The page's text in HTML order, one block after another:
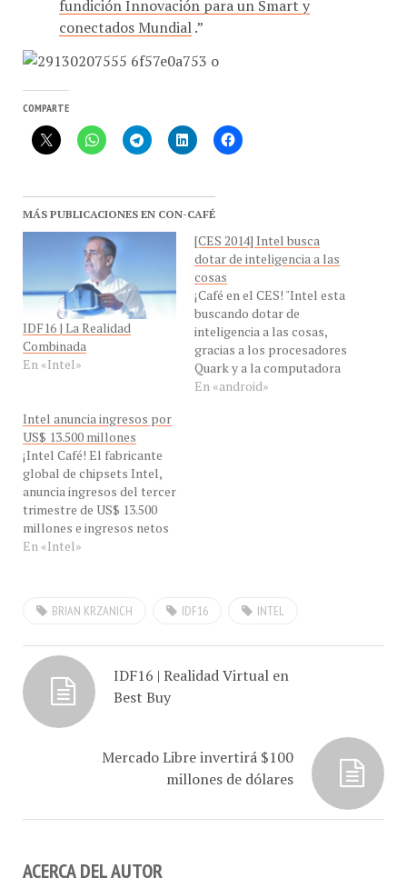
fundición Innovación para un Smart y
conectados Mundial.”
COMPARTE
MÁS PUBLICACIONES EN CON-CAFÉ
IDF16 | La Realidad
Combinada
En «Intel»
[CES 2014] Intel busca
dotar de inteligencia a las
cosas
¡Café en el CES! "Intel esta
buscando dotar de
inteligencia a las cosas,
gracias a los procesadores
Quark y a la computadora
Edison, del tamaño de una
En «android»
Intel anuncia ingresos por
US$ 13.500 millones
¡Intel Café! El fabricante
global de chipsets Intel,
anuncia ingresos del tercer
trimestre de US$ 13.500
millones e ingresos netos
de US$ 3.000 millones, de
sus ingresos del tercer
millones, unos ingresos
operacionales de US$…
En «Intel»
BRIAN KRZANICH IDF16 INTEL
IDF16 | Realidad Virtual en
Best Buy
Mercado Libre invertirá $100
millones de dólares
ACERCA DEL AUTOR